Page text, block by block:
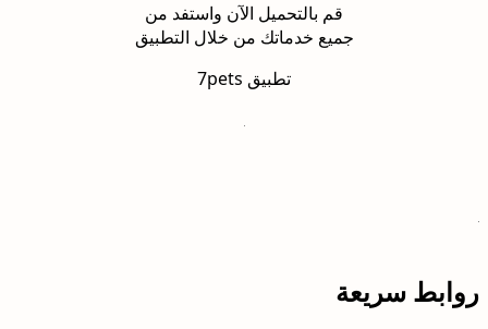
قم بالتحميل الآن واستفد من
جميع خدماتك من خلال التطبيق
تطبيق 7pets
روابط سريعة